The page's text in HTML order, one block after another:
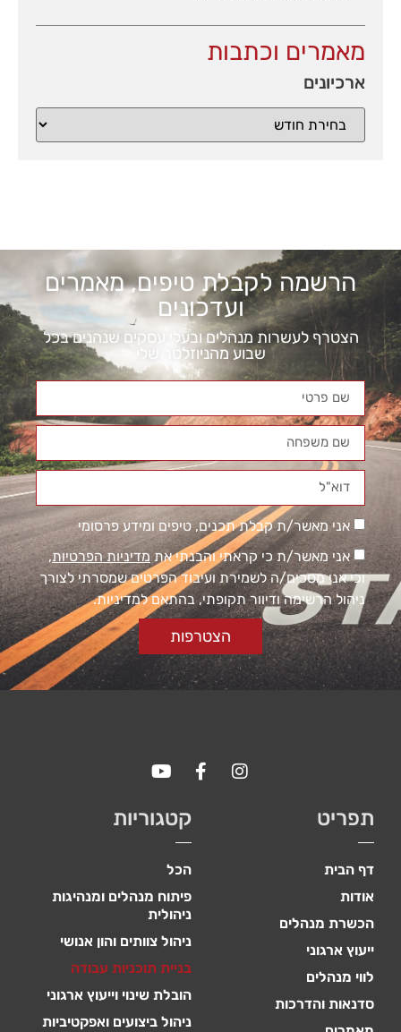
מאמרים וכתבות
ארכיונים
הרשמה לקבלת טיפים, מאמרים
ועדכונים
הצטרף לעשרות מנהלים ובעלי עסקים שנהנים בכל
שבוע מהניוזלטר שלי
אני מאשר/ת קבלת תכנים, טיפים ומידע פרסומי
אני מאשר/ת כי קראתי והבנתי אתמדיניות הפרטיות,
וכי אני מסכים/ה לשמירת ועיבוד הפרטים שמסרתי לצורך
ניהול הרשימה ודיוור תקופתי, בהתאם למדיניות.
הצטרפות
תפריט
דף הבית
אודות
הכשרת מנהלים
ייעוץ ארגוני
לווי מנהלים
סדנאות והדרכות
קטגוריות
הכל
פיתוח מנהלים ומנהיגות
ניהולית
ניהול צוותים והון אנושי
בניית תוכניות עבודה
הובלת שינוי וייעוץ ארגוני
ניהול ביצועים ואפקטיביות